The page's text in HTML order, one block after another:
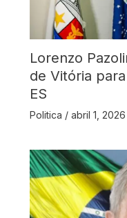
Lorenzo
de Vitória
ES
Politica / abril 1, 2026